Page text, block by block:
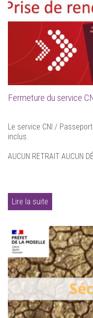
Fermeture du service
Le service CNI /
inclus.
AUCUN RETRAIT AUCUN
Lire la suite